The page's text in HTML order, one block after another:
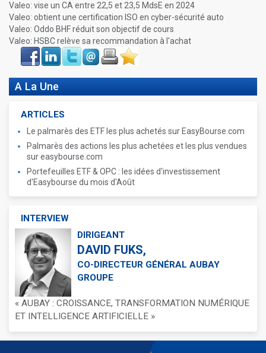
Valeo: vise un CA entre 22,5 et 23,5 MdsE en 2024
Valeo: obtient une certification ISO en cyber-sécurité auto
Valeo: Oddo BHF réduit son objectif de cours
Valeo: HSBC relève sa recommandation à l'achat
Face
book
LinkIn Twitter Envoyer ImprimerFavoris
A La Une
ARTICLES
Le palmarès des ETF les plus achetés sur EasyBourse.com
Palmarès des actions les plus achetées et les plus vendues
sur easybourse.com
Portefeuilles ETF & OPC : les idées d'investissement
d'Easybourse du mois d'Août
INTERVIEW
DIRIGEANT
DAVID FUKS,
CO-DIRECTEUR GÉNÉRAL AUBAY
GROUPE
« AUBAY : CROISSANCE, TRANSFORMATION NUMÉRIQUE
ET INTELLIGENCE ARTIFICIELLE »